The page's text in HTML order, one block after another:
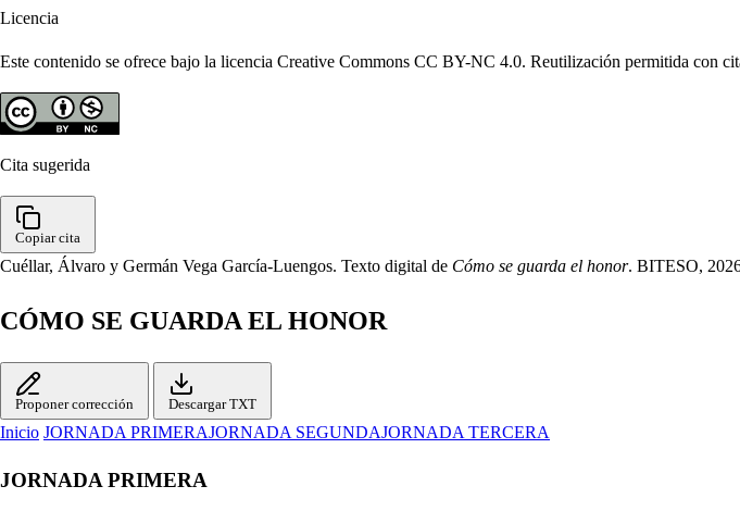
Licencia
Este contenido se ofrece bajo la licencia Creative Commons CC BY-NC 4.0. Reutilización permitida con
Cita sugerida
Copiar cita
Cuéllar, Álvaro y Germán Vega García-Luengos. Texto digital de Cómo se guarda el honor. BITESO,
CÓMO SE GUARDA EL HONOR
Proponer corrección Descargar TXT
Inicio JORNADA PRIMERAJORNADA SEGUNDAJORNADA TERCERA
JORNADA PRIMERA